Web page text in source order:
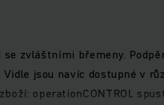
zvláštními břemeny.
jsou navíc dostupné v
operationCONTROL